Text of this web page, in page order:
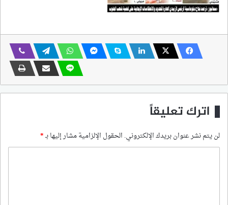
اترك تعليقاً
لن يتم نشر عنوان بريدك الإلكتروني. الحقول الإلزامية مشار إليها بـ*